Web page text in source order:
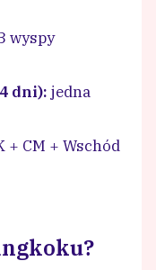
wyspy
dni): jedna
+ CM + Wschód